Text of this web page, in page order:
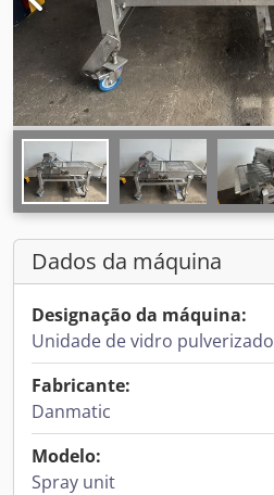
Dados da máquina
Designação da máquina:
Unidade de vidro pulverizado
Fabricante:
Danmatic
Modelo:
Spray unit